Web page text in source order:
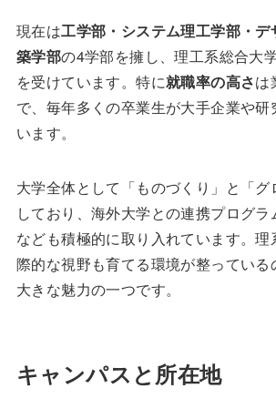
現在は工学部・システム理工学部・
築学部の4学部を擁し、理工系総合大
を受けています。特に就職率の高さは
で、毎年多くの卒業生が大手企業や研
います。
大学全体として「ものづくり」と「
しており、海外大学との連携プログ
なども積極的に取り入れています。
際的な視野も育てる環境が整ってい
大きな魅力の一つです。
キャンパスと所在地